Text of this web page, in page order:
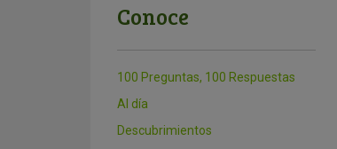
Conoce
100 Preguntas, 100 Respuestas
Al día
Descubrimientos